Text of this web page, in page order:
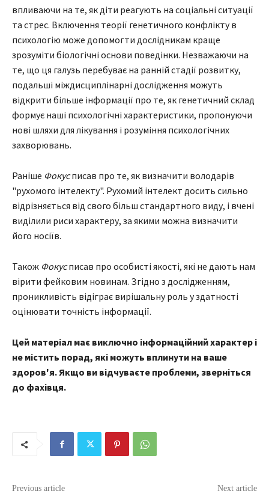
впливаючи на те, як діти реагують на соціальні ситуації
та стрес. Включення теорії генетичного конфлікту в
психологію може допомогти дослідникам краще
зрозуміти біологічні основи поведінки. Незважаючи на
те, що ця галузь перебуває на ранній стадії розвитку,
подальші міждисциплінарні дослідження можуть
відкрити більше інформації про те, як генетичний склад
формує наші психологічні характеристики, пропонуючи
нові шляхи для лікування і розуміння психологічних
захворювань.
Раніше Фокусписав про те, як визначити володарів
"рухомого інтелекту". Рухомий інтелект досить сильно
відрізняється від свого більш стандартного виду, і вчені
виділили риси характеру, за якими можна визначити
його носіїв.
Також Фокусписав про особисті якості, які не дають нам
вірити фейковим новинам. Згідно з дослідженням,
проникливість відіграє вирішальну роль у здатності
оцінювати точність інформації.
Цей матеріал має виключно інформаційний характер і
не містить порад, які можуть вплинути на ваше
здоров'я. Якщо ви відчуваєте проблеми, зверніться
до фахівця.
Previous article Next article